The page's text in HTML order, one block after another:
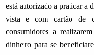
está autorizado a praticar a
vista e com cartão de
consumidores a
dinheiro para se